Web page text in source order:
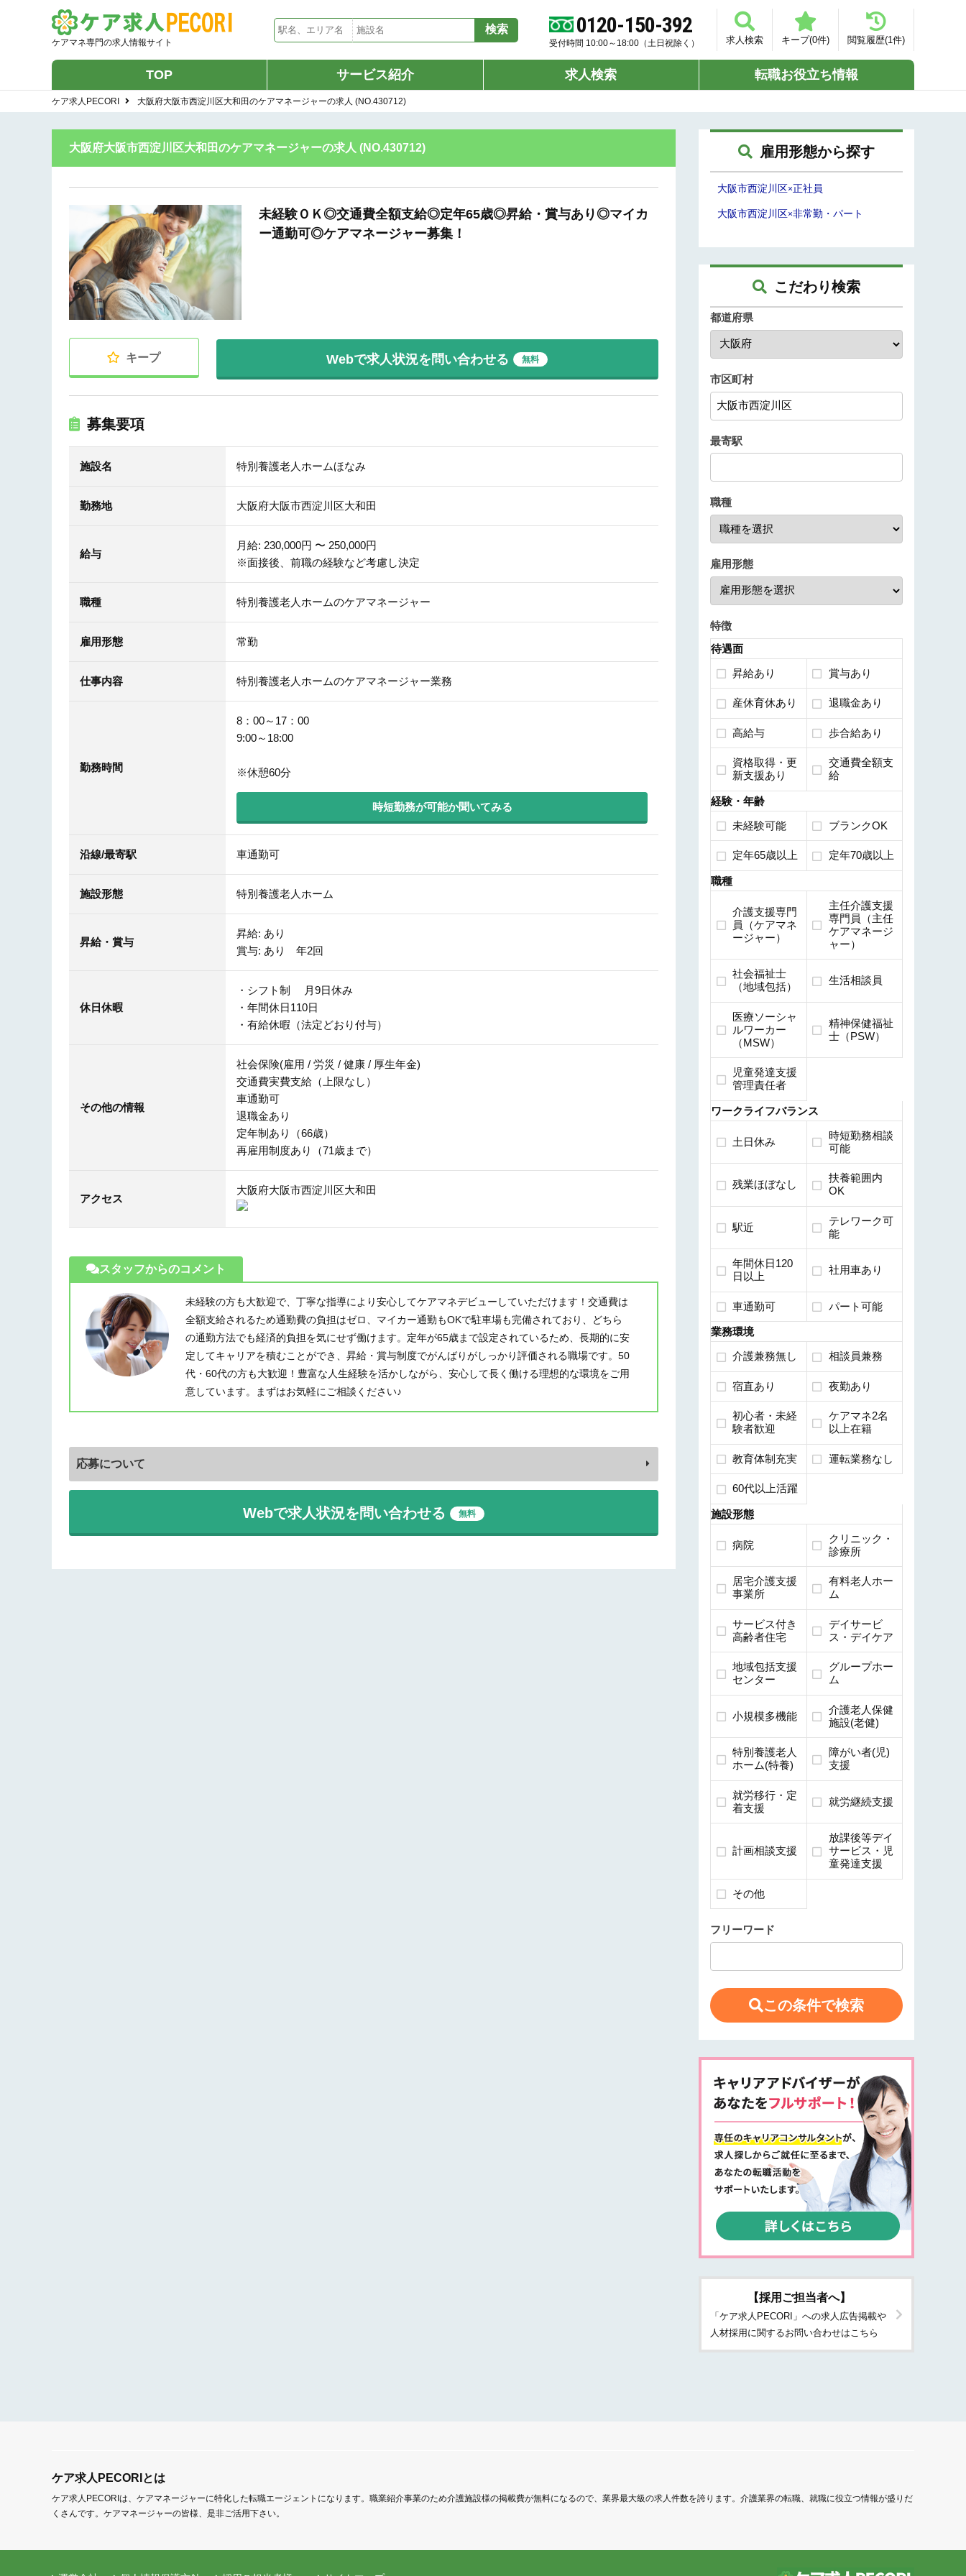
ケアマネ専門の求人情報サイト
0120-150-392
受付時間 10:00～18:00（土日祝除く） 求人検索 キープ(0件) 閲覧履歴(1件)
TOP サービス紹介 求人検索 転職お役立ち情報
ケア求人PECORI 大阪府大阪市西淀川区大和田のケアマネージャーの求人 (NO.430712)
大阪府大阪市西淀川区大和田のケアマネージャーの求人 (NO.430712)
未経験ＯＫ◎交通費全額支給◎定年65歳◎昇給・賞与あり◎マイカ
ー通勤可◎ケアマネージャー募集！
キープ Webで求人状況を問い合わせる 無料
募集要項
施設名 特別養護老人ホームほなみ
勤務地 大阪府大阪市西淀川区大和田
給与
月給: 230,000円 〜 250,000円
※面接後、前職の経験など考慮し決定
職種 特別養護老人ホームのケアマネージャー
雇用形態 常勤
仕事内容 特別養護老人ホームのケアマネージャー業務
勤務時間
8：00～17：00
9:00～18:00
※休憩60分
時短勤務が可能か聞いてみる
沿線/最寄駅 車通勤可
施設形態 特別養護老人ホーム
昇給・賞与
昇給: あり
賞与: あり 年2回
休日休暇
・シフト制 月9日休み
・年間休日110日
・有給休暇（法定どおり付与）
その他の情報
社会保険(雇用 / 労災 / 健康 / 厚生年金)
交通費実費支給（上限なし）
車通勤可
退職金あり
定年制あり（66歳）
再雇用制度あり（71歳まで）
アクセス
大阪府大阪市西淀川区大和田
スタッフからのコメント
未経験の方も大歓迎で、丁寧な指導により安心してケアマネデビューしていただけます！交通費は
全額支給されるため通勤費の負担はゼロ、マイカー通勤もOKで駐車場も完備されており、どちら
の通勤方法でも経済的負担を気にせず働けます。定年が65歳まで設定されているため、長期的に安
定してキャリアを積むことができ、昇給・賞与制度でがんばりがしっかり評価される職場です。50
代・60代の方も大歓迎！豊富な人生経験を活かしながら、安心して長く働ける理想的な環境をご用
意しています。まずはお気軽にご相談ください♪
応募について
Webで求人状況を問い合わせる 無料
雇用形態から探す
大阪市西淀川区×正社員
大阪市西淀川区×非常勤・パート
こだわり検索
都道府県
市区町村
最寄駅
職種
雇用形態
特徴
待遇面
昇給あり 賞与あり
産休育休あり 退職金あり
高給与 歩合給あり
資格取得・更
新支援あり
交通費全額支
給
経験・年齢
未経験可能 ブランクOK
定年65歳以上 定年70歳以上
職種
介護支援専門
員（ケアマネ
ージャー）
主任介護支援
専門員（主任
ケアマネージ
ャー）
社会福祉士
（地域包括）
生活相談員
医療ソーシャ
ルワーカー
（MSW）
精神保健福祉
士（PSW）
児童発達支援
管理責任者
ワークライフバランス
土日休み
時短勤務相談
可能
残業ほぼなし
扶養範囲内
OK
駅近
テレワーク可
能
年間休日120
日以上
社用車あり
車通勤可 パート可能
業務環境
介護兼務無し 相談員兼務
宿直あり 夜勤あり
初心者・未経
験者歓迎
ケアマネ2名
以上在籍
教育体制充実 運転業務なし
60代以上活躍
施設形態
病院
クリニック・
診療所
居宅介護支援
事業所
有料老人ホー
ム
サービス付き
高齢者住宅
デイサービ
ス・デイケア
地域包括支援
センター
グループホー
ム
小規模多機能
介護老人保健
施設(老健)
特別養護老人
ホーム(特養)
障がい者(児)
支援
就労移行・定
着支援
就労継続支援
計画相談支援
放課後等デイ
サービス・児
童発達支援
その他
フリーワード
この条件で検索
【採用ご担当者へ】
「ケア求人PECORI」への求人広告掲載や
人材採用に関するお問い合わせはこちら
ケア求人PECORIとは
ケア求人PECORIは、ケアマネージャーに特化した転職エージェントになります。職業紹介事業のため介護施設様の掲載費が無料になるので、業界最大級の求人件数を誇ります。介護業界の転職、就職に役立つ情報が盛りだ
くさんです。ケアマネージャーの皆様、是非ご活用下さい。